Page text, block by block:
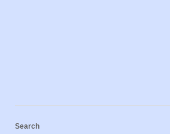
Search